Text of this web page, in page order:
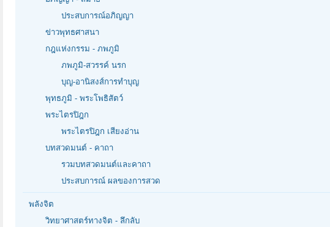
ประสบการณ์อภิญญา
ข่าวพุทธศาสนา
กฎแห่งกรรม - ภพภูมิ
ภพภูมิ-สวรรค์ นรก
บุญ-อานิสงส์การทำบุญ
พุทธภูมิ - พระโพธิสัตว์
พระไตรปิฎก
พระไตรปิฎก เสียงอ่าน
บทสวดมนต์ - คาถา
รวมบทสวดมนต์และคาถา
ประสบการณ์ ผลของการสวด
พลังจิต
วิทยาศาสตร์ทางจิต - ลึกลับ